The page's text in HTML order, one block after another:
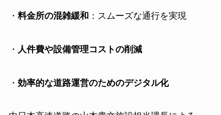
・ 料金所の混雑緩和 ：スムーズな通行を実現
・ 人件費や設備管理コストの削減
・ 効率的な道路運営のためのデジタル化